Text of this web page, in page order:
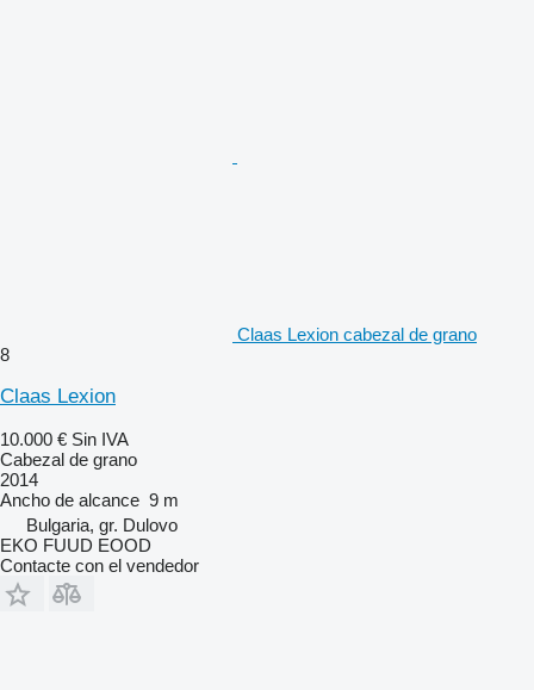
Claas Lexion cabezal de grano
8
Claas Lexion
10.000 € Sin IVA
Cabezal de grano
2014
Ancho de alcance 9 m
Bulgaria, gr. Dulovo
EKO FUUD EOOD
Contacte con el vendedor